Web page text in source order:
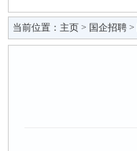
当前位置： 主页 > 国企招聘 >